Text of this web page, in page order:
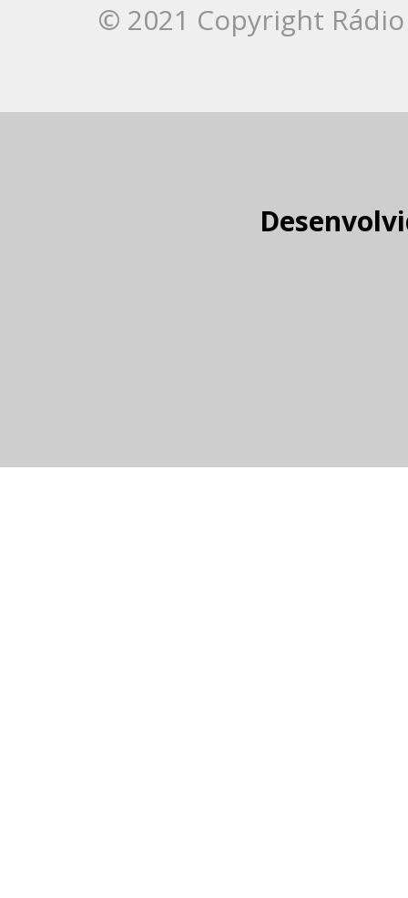
© 2021 Copyright